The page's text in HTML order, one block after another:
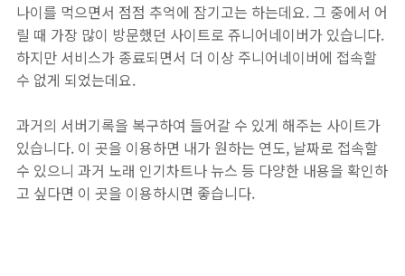
나이를 먹으면서 점점 추억에 잠기고는 하는데요. 그 중에서 어
릴 때 가장 많이 방문했던 사이트로 쥬니어네이버가 있습니다.
하지만 서비스가 종료되면서 더 이상 주니어네이버에 접속할
수 없게 되었는데요.
과거의 서버기록을 복구하여 들어갈 수 있게 해주는 사이트가
있습니다. 이 곳을 이용하면 내가 원하는 연도, 날짜로 접속할
수 있으니 과거 노래 인기차트나 뉴스 등 다양한 내용을 확인하
고 싶다면 이 곳을 이용하시면 좋습니다.